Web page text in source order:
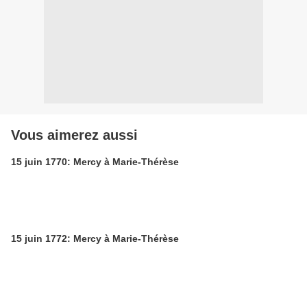
Vous aimerez aussi
15 juin 1770: Mercy à Marie-Thérèse
15 juin 1772: Mercy à Marie-Thérèse